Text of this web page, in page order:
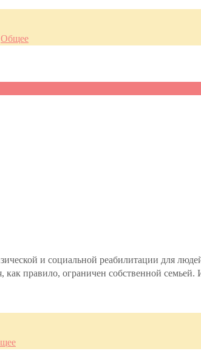
Общее
и социальной реабилитации для
как правило, ограничен собственной